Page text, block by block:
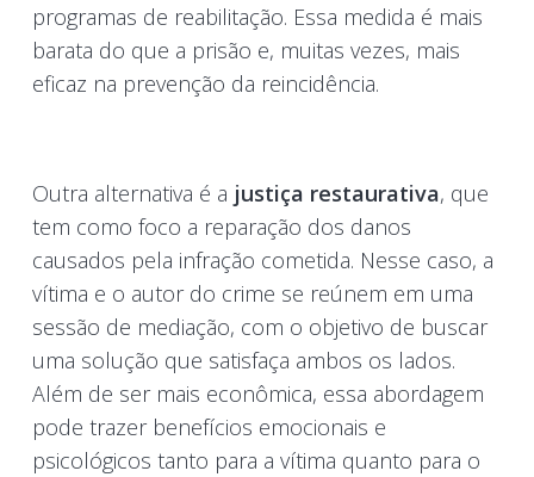
programas de reabilitação. Essa medida é mais
barata do que a prisão e, muitas vezes, mais
eficaz na prevenção da reincidência.
Outra alternativa é a justiça restaurativa, que
tem como foco a reparação dos danos
causados pela infração cometida. Nesse caso, a
vítima e o autor do crime se reúnem em uma
sessão de mediação, com o objetivo de buscar
uma solução que satisfaça ambos os lados.
Além de ser mais econômica, essa abordagem
pode trazer benefícios emocionais e
psicológicos tanto para a vítima quanto para o